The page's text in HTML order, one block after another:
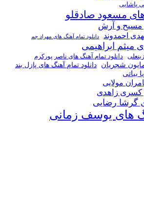
پاشایی
های مسعود صادقلو
مسیح و آرش
احمدوند دانلود تمام آهنگ های مهراد جم
میثم ابراهیمی
دانلود تمام آهنگ های ناصر پورکرم
شجریان دانلود تمام آهنگ های پازل بند
بیاتی
مولایی
کسری زاهدی
گرشا رضایی
های یوسف زمانی